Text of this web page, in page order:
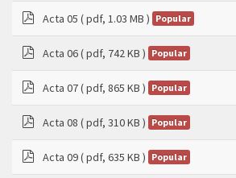
Acta 05 ( pdf, 1.03 MB ) Popular
Acta 06( pdf, 742 KB ) Popular
Acta 07( pdf, 865 KB ) Popular
Acta 08 ( pdf, 310 KB ) Popular
Acta 09( pdf, 635 KB ) Popular